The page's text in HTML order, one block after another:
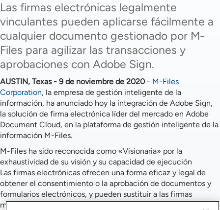
Las firmas electrónicas legalmente
vinculantes pueden aplicarse fácilmente a
cualquier documento gestionado por M-
Files para agilizar las transacciones y
aprobaciones con Adobe Sign.
AUSTIN, Texas - 9 de noviembre de 2020- M-Files
Corporation, la empresa de gestión inteligente de la
información, ha anunciado hoy la integración de Adobe Sign,
la solución de firma electrónica líder del mercado en Adobe
Document Cloud, en la plataforma de gestión inteligente de la
información M-Files.
M-Files ha sido reconocida como «Visionaria» por la
exhaustividad de su visión y su capacidad de ejecución
Las firmas electrónicas ofrecen una forma eficaz y legal de
obtener el consentimiento o la aprobación de documentos y
formularios electrónicos, y pueden sustituir a las firmas
manuscritas en prácticamente cualquier proceso. En los